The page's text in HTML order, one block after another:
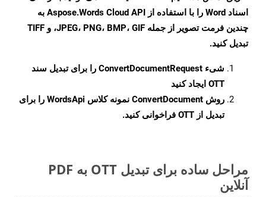
اسناد Word را با استفاده از Aspose.Words Cloud API به
چندین فرمت تصویر از جمله JPEG، PNG، BMP، GIF، و TIFF
تبدیل کنید.
شیء ConvertDocumentRequest را برای تبدیل سند
OTT ایجاد کنید
روش ConvertDocument
نمونه کلاس WordsApi را برای
تبدیل از OTT فراخوانی کنید.
مراحل ساده برای تبدیل OTT به PDF
آنلاین